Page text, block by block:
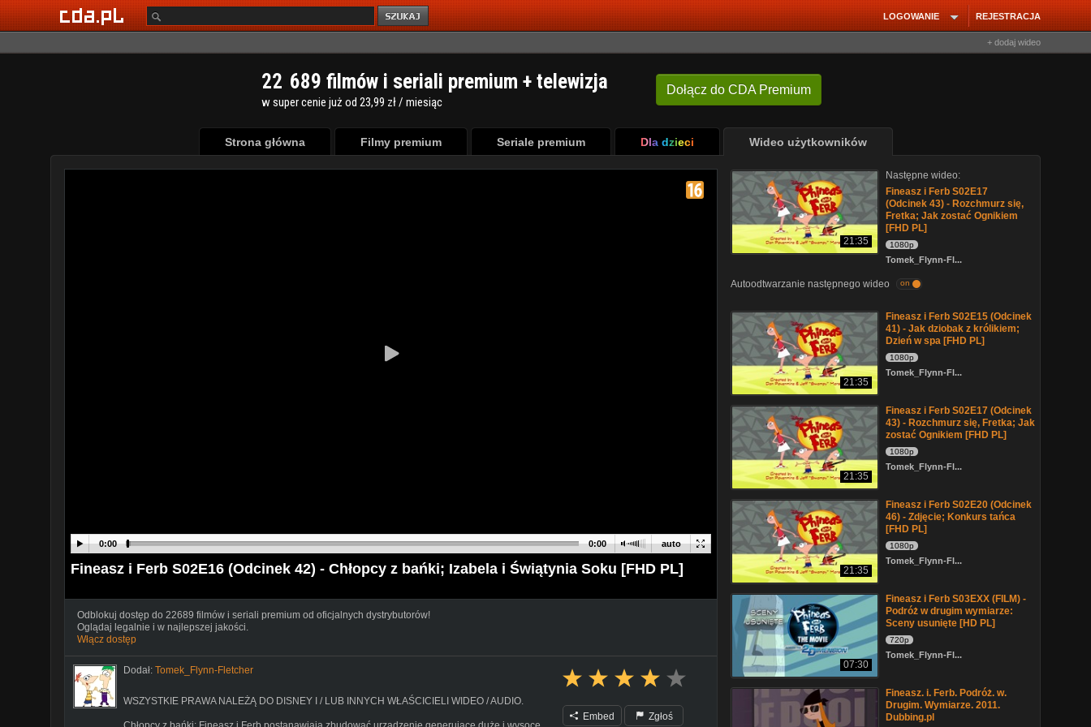
REJESTRACJA
LOGOWANIE
+ dodaj wideo
Dołącz do CDA Premium
22 689 filmów i seriali premium + telewizja
w super cenie już od 23,99 zł / miesiąc
Strona główna Filmy premium Seriale premium Dla dzieci Wideo użytkowników
auto
0:00 0:00
Fineasz i Ferb S02E16 (Odcinek 42) - Chłopcy z bańki; Izabela i Świątynia Soku [FHD PL]
Odblokuj dostęp do 22689 filmów i seriali premium od oficjalnych dystrybutorów!
Oglądaj legalnie i w najlepszej jakości.
Włącz dostęp
Dodał: Tomek_Flynn-Fletcher
WSZYSTKIE PRAWA NALEŻĄ DO DISNEY I / LUB INNYCH WŁAŚCICIELI WIDEO / AUDIO.
Embed Zgłoś
21:35
Następne wideo:
Fineasz i Ferb S02E17
(Odcinek 43) - Rozchmurz się,
Fretka; Jak zostać Ognikiem
[FHD PL]
1080p
Tomek_Flynn-Fl...
Autoodtwarzanie następnego wideo on
21:35
Fineasz i Ferb S02E15 (Odcinek
41) - Jak dziobak z królikiem;
Dzień w spa [FHD PL]
1080p
Tomek_Flynn-Fl...
21:35
Fineasz i Ferb S02E17 (Odcinek
43) - Rozchmurz się, Fretka; Jak
zostać Ognikiem [FHD PL]
1080p
Tomek_Flynn-Fl...
21:35
Fineasz i Ferb S02E20 (Odcinek
46) - Zdjęcie; Konkurs tańca
[FHD PL]
1080p
Tomek_Flynn-Fl...
07:30
Fineasz i Ferb S03EXX (FILM) -
Podróż w drugim wymiarze:
Sceny usunięte [HD PL]
720p
Tomek_Flynn-Fl...
Fineasz. i. Ferb. Podróż. w.
Drugim. Wymiarze. 2011.
Dubbing.pl